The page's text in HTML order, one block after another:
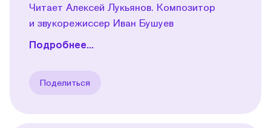
Читает Алексей Лукьянов. Композитор
и звукорежиссер Иван Бушуев
Подробнее...
Поделиться